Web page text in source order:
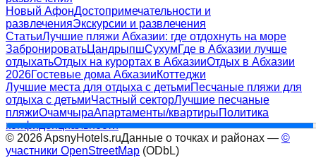
Новый АфонДостопримечательности и
развлеченияЭкскурсии и развлечения
СтатьиЛучшие пляжи Абхазии: где отдохнуть на море
ЗабронироватьЦандрыпшСухумГде в Абхазии лучше
отдыхатьОтдых на курортах в АбхазииОтдых в Абхазии
2026Гостевые дома АбхазииКоттеджи
Лучшие места для отдыха с детьмиПесчаные пляжи для
отдыха с детьмиЧастный секторЛучшие песчаные
пляжиОчамчыраАпартаменты/квартирыПолитика
конфиденциальности
© 2026ApsnyHotels.ruДанные о точках и районах — ©
участники OpenStreetMap (ODbL)